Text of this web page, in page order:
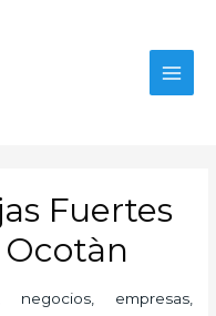
Fuertes
empresas,